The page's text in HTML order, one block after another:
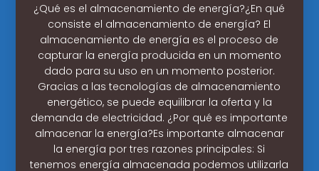
¿Qué es el almacenamiento de energía?¿En qué
consiste el almacenamiento de energía? El
almacenamiento de energía es el proceso de
capturar la energía producida en un momento
dado para su uso en un momento posterior.
Gracias a las tecnologías de almacenamiento
energético, se puede equilibrar la oferta y la
demanda de electricidad. ¿Por qué es importante
almacenar la energía?Es importante almacenar
la energía por tres razones principales: Si
tenemos energía almacenada podemos utilizarla